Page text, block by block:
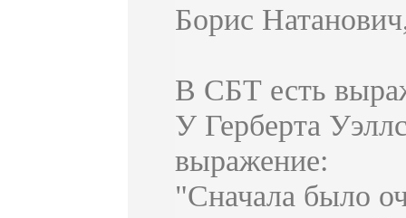
Борис
В СБТ есть
У Герберта
выражение:
"Сначала было